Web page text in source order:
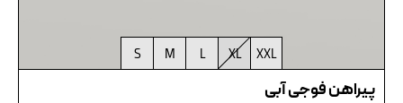
XXL
XL
L
M
S
پیراهن فوجی آبی